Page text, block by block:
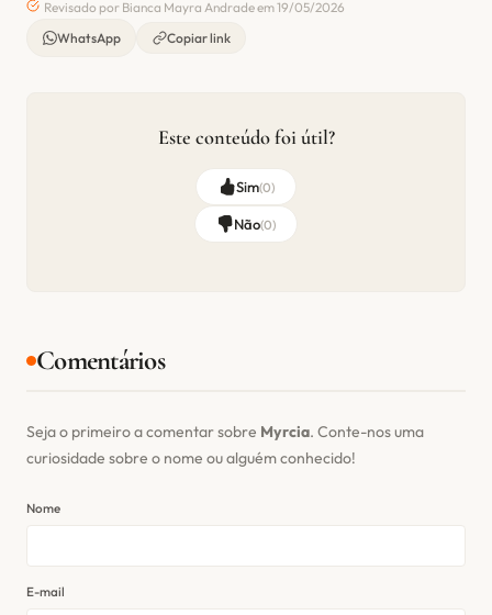
Revisado por Bianca Mayra Andrade em 19/05/2026
WhatsApp
Copiar link
Este conteúdo foi útil?
Sim(0)
Não(0)
Comentários
Seja o primeiro a comentar sobre Myrcia. Conte-nos uma
curiosidade sobre o nome ou alguém conhecido!
Nome
E-mail